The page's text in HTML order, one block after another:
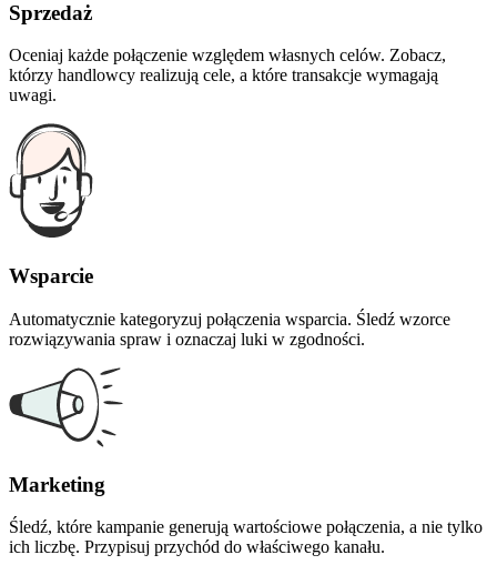
Sprzedaż
Oceniaj każde połączenie względem własnych celów. Zobacz,
którzy handlowcy realizują cele, a które transakcje wymagają
uwagi.
Wsparcie
Automatycznie kategoryzuj połączenia wsparcia. Śledź wzorce
rozwiązywania spraw i oznaczaj luki w zgodności.
Marketing
Śledź, które kampanie generują wartościowe połączenia, a nie tylko
ich liczbę. Przypisuj przychód do właściwego kanału.